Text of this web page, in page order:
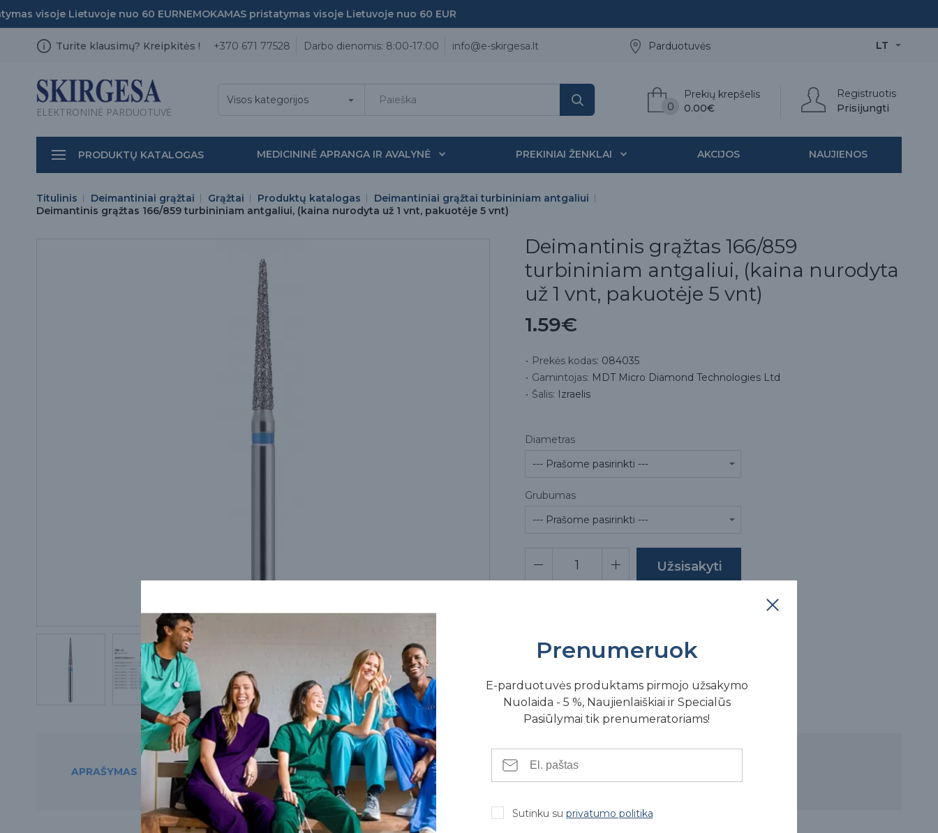
visoje Lietuvoje nuo 60 EURNEMOKAMAS pristatymas visoje Lietuvoje nuo 60 EUR
Turite klausimų? Kreipkitės ! +370 671 77528 Darbo dienomis: 8:00-17:00 info@e-skirgesa.lt LT
Parduotuvės
ELEKTRONINĖ PARDUOTUVĖ
Registruotis
Prisijungti
Prekių krepšelis
0.00€
0
Visos kategorijos
PRODUKTŲ KATALOGAS MEDICININĖ APRANGA IR AVALYNĖ PREKINIAI ŽENKLAI AKCIJOS NAUJIENOS
Titulinis Deimantiniai grąžtai Grąžtai Produktų katalogas
Deimantiniai grąžtai turbininiam antgaliui
Deimantinis grąžtas 166/859 turbininiam antgaliui, (kaina nurodyta už 1 vnt, pakuotėje 5 vnt)
Deimantinis grąžtas 166/859
turbininiam antgaliui, (kaina nurodyta
už 1 vnt, pakuotėje 5 vnt)
1.59€
Prekės kodas: 084035
Gamintojas: MDT Micro Diamond Technologies Ltd
Šalis: Izraelis
Diametras
Grubumas
APRAŠYMAS PREKĘ RASITE ŠIOSE FIZINĖSE PARDUOTUVĖSE
Prenumeruok
E-parduotuvės produktams pirmojo užsakymo
Nuolaida - 5 %, Naujienlaiškiai ir Specialūs
Pasiūlymai tik prenumeratoriams!
Sutinku su privatumo politika